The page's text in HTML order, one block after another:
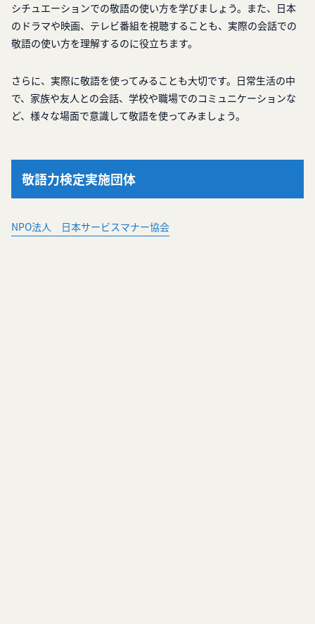
シチュエーションでの敬語の使い方を学びましょう。また、日本
のドラマや映画、テレビ番組を視聴することも、実際の会話での
敬語の使い方を理解するのに役立ちます。
さらに、実際に敬語を使ってみることも大切です。日常生活の中
で、家族や友人との会話、学校や職場でのコミュニケーションな
ど、様々な場面で意識して敬語を使ってみましょう。
敬語力検定実施団体
NPO法人 日本サービスマナー協会